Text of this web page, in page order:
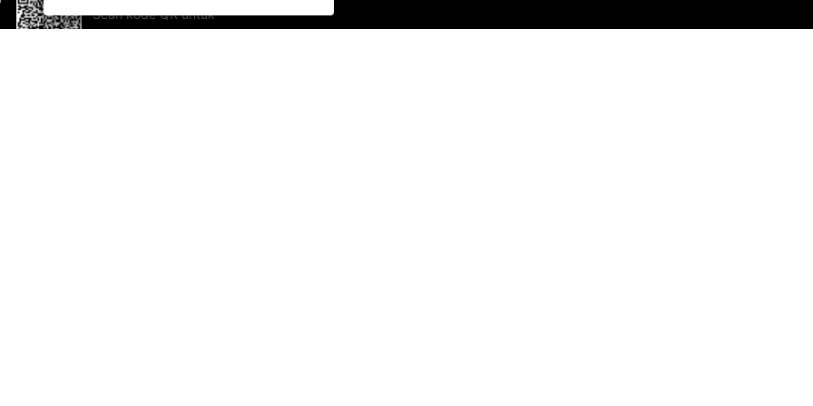
Scan kode QR untuk
mengunduh sekarang!